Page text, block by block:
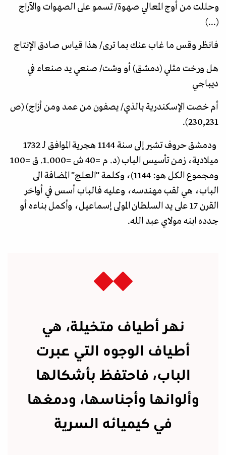
وحللت من أوج المعالي صهوة/‏‏ تسمو على الصهوات والآراج
(...)
فانظر وقس ما غاب عنك بما ترى/‏‏ هذا قياس صادق الإنتاج
هل ورخت مثلي (دمشق) أو وشت/‏‏ صنعي يد صنعاء في
ديباجي
أم خصت الإسكندرية بالذي/‏‏ يصفون من عمد ومن أزاج) (ص
230,231).
ودمشق حروف تشير إلى سنة 1144 هجرية الموافق لـ 1732
ميلادية، زمن تأسيس الباب (د. م =40 ش =1.000. ق =100
ومجموع الكل هو: 1144)، وكلمة "العلج" المضافة الى
الباب، هي لقب مهندسه، وعليه فالباب أسس في أواخر
القرن 17 على يد السلطان المولى إسماعيل، وأكمل بناءه أو
جدده ابنه مولاي عبد الله.
نهر أطياف متخيلة، هي
أطياف الوجوه التي عبرت
الباب، فاحتفظ بأشكالها
وألوانها وأجناسها، ودمغها
في كيميائه السرية